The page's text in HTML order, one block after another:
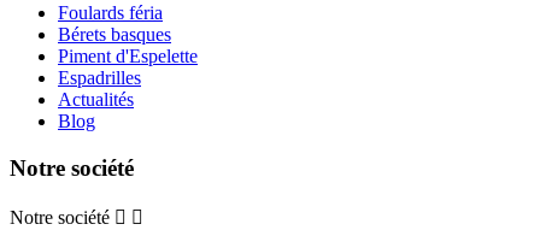
Foulards féria
Bérets basques
Piment d'Espelette
Espadrilles
Actualités
Blog
Notre société
Notre société  